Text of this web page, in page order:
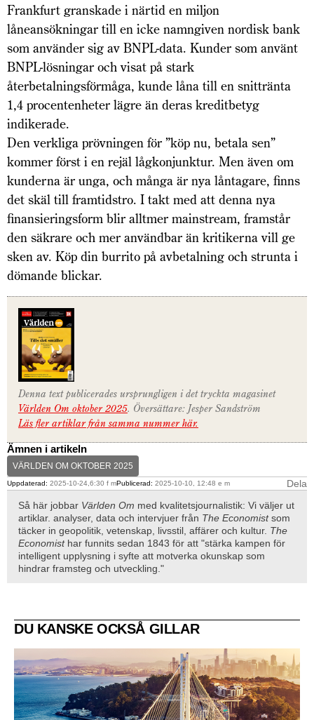
Frankfurt granskade i närtid en miljon
låneansökningar till en icke namngiven nordisk bank
som använder sig av BNPL-data. Kunder som använt
BNPL-lösningar och visat på stark
återbetalningsförmåga, kunde låna till en snittränta
1,4 procentenheter lägre än deras kreditbetyg
indikerade.
Den verkliga prövningen för ”köp nu, betala sen”
kommer först i en rejäl lågkonjunktur. Men även om
kunderna är unga, och många är nya låntagare, finns
det skäl till framtidstro. I takt med att denna nya
finansieringsform blir alltmer mainstream, framstår
den säkrare och mer användbar än kritikerna vill ge
sken av. Köp din burrito på avbetalning och strunta i
dömande blickar.
Denna text publicerades ursprungligen i det tryckta magasinet
Världen Om oktober 2025. Översättare: Jesper Sandström
Läs fler artiklar från samma nummer här.
Ämnen i artikeln
VÄRLDEN OM OKTOBER 2025
Uppdaterad: 2025-10-24,6:30 f mPublicerad: 2025-10-10, 12:48 e m
Dela
Så här jobbar Världen Om med kvalitetsjournalistik: Vi väljer ut
artiklar. analyser, data och intervjuer från The Economistsom
täcker in geopolitik, vetenskap, livsstil, affärer och kultur. The
Economisthar funnits sedan 1843 för att "stärka kampen för
intelligent upplysning i syfte att motverka okunskap som
hindrar framsteg och utveckling."
DU KANSKE OCKSÅ GILLAR